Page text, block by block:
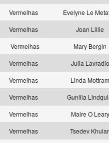
Vermelhas
Evelyne Le
Vermelhas
Joan Lillie
Vermelhas
Mary Bergin
Vermelhas
Julia Lavradio
Vermelhas
Linda Mottram
Vermelhas
Gunilla
Vermelhas
Maire O Leary
Vermelhas
Tsedev